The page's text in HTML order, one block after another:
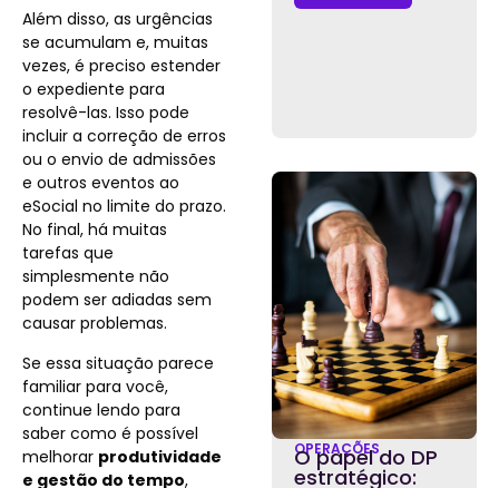
Além disso, as urgências
se acumulam e, muitas
vezes, é preciso estender
o expediente para
resolvê-las. Isso pode
incluir a correção de erros
ou o envio de admissões
e outros eventos ao
eSocial no limite do prazo.
No final, há muitas
tarefas que
simplesmente não
podem ser adiadas sem
causar problemas.
Se essa situação parece
familiar para você,
continue lendo para
saber como é possível
melhorar produtividade
e gestão do tempo,
OPERAÇÕES
O papel do DP
estratégico: